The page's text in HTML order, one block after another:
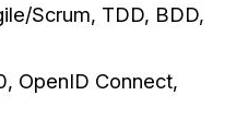
Scrum, TDD, BDD,
OpenID Connect,